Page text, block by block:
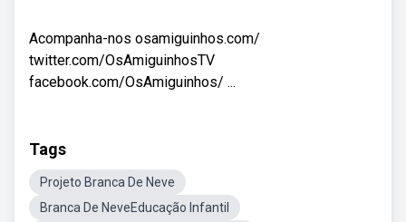
Acompanha-nos osamiguinhos.com/
twitter.com/OsAmiguinhosTV
facebook.com/OsAmiguinhos/ ...
Tags
Projeto Branca De Neve
Branca De NeveEducação Infantil